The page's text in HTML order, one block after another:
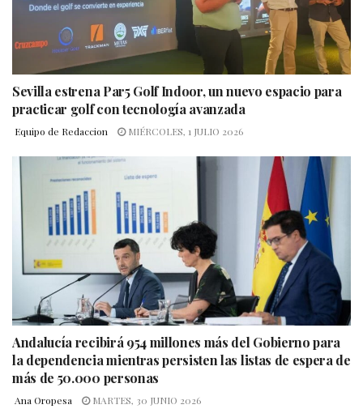
Sevilla estrena Par5 Golf Indoor, un nuevo espacio para
practicar golf con tecnología avanzada
Equipo de Redaccion MIÉRCOLES, 1 JULIO 2026
Andalucía recibirá 954 millones más del Gobierno para
la dependencia mientras persisten las listas de espera de
más de 50.000 personas
Ana Oropesa MARTES, 30 JUNIO 2026